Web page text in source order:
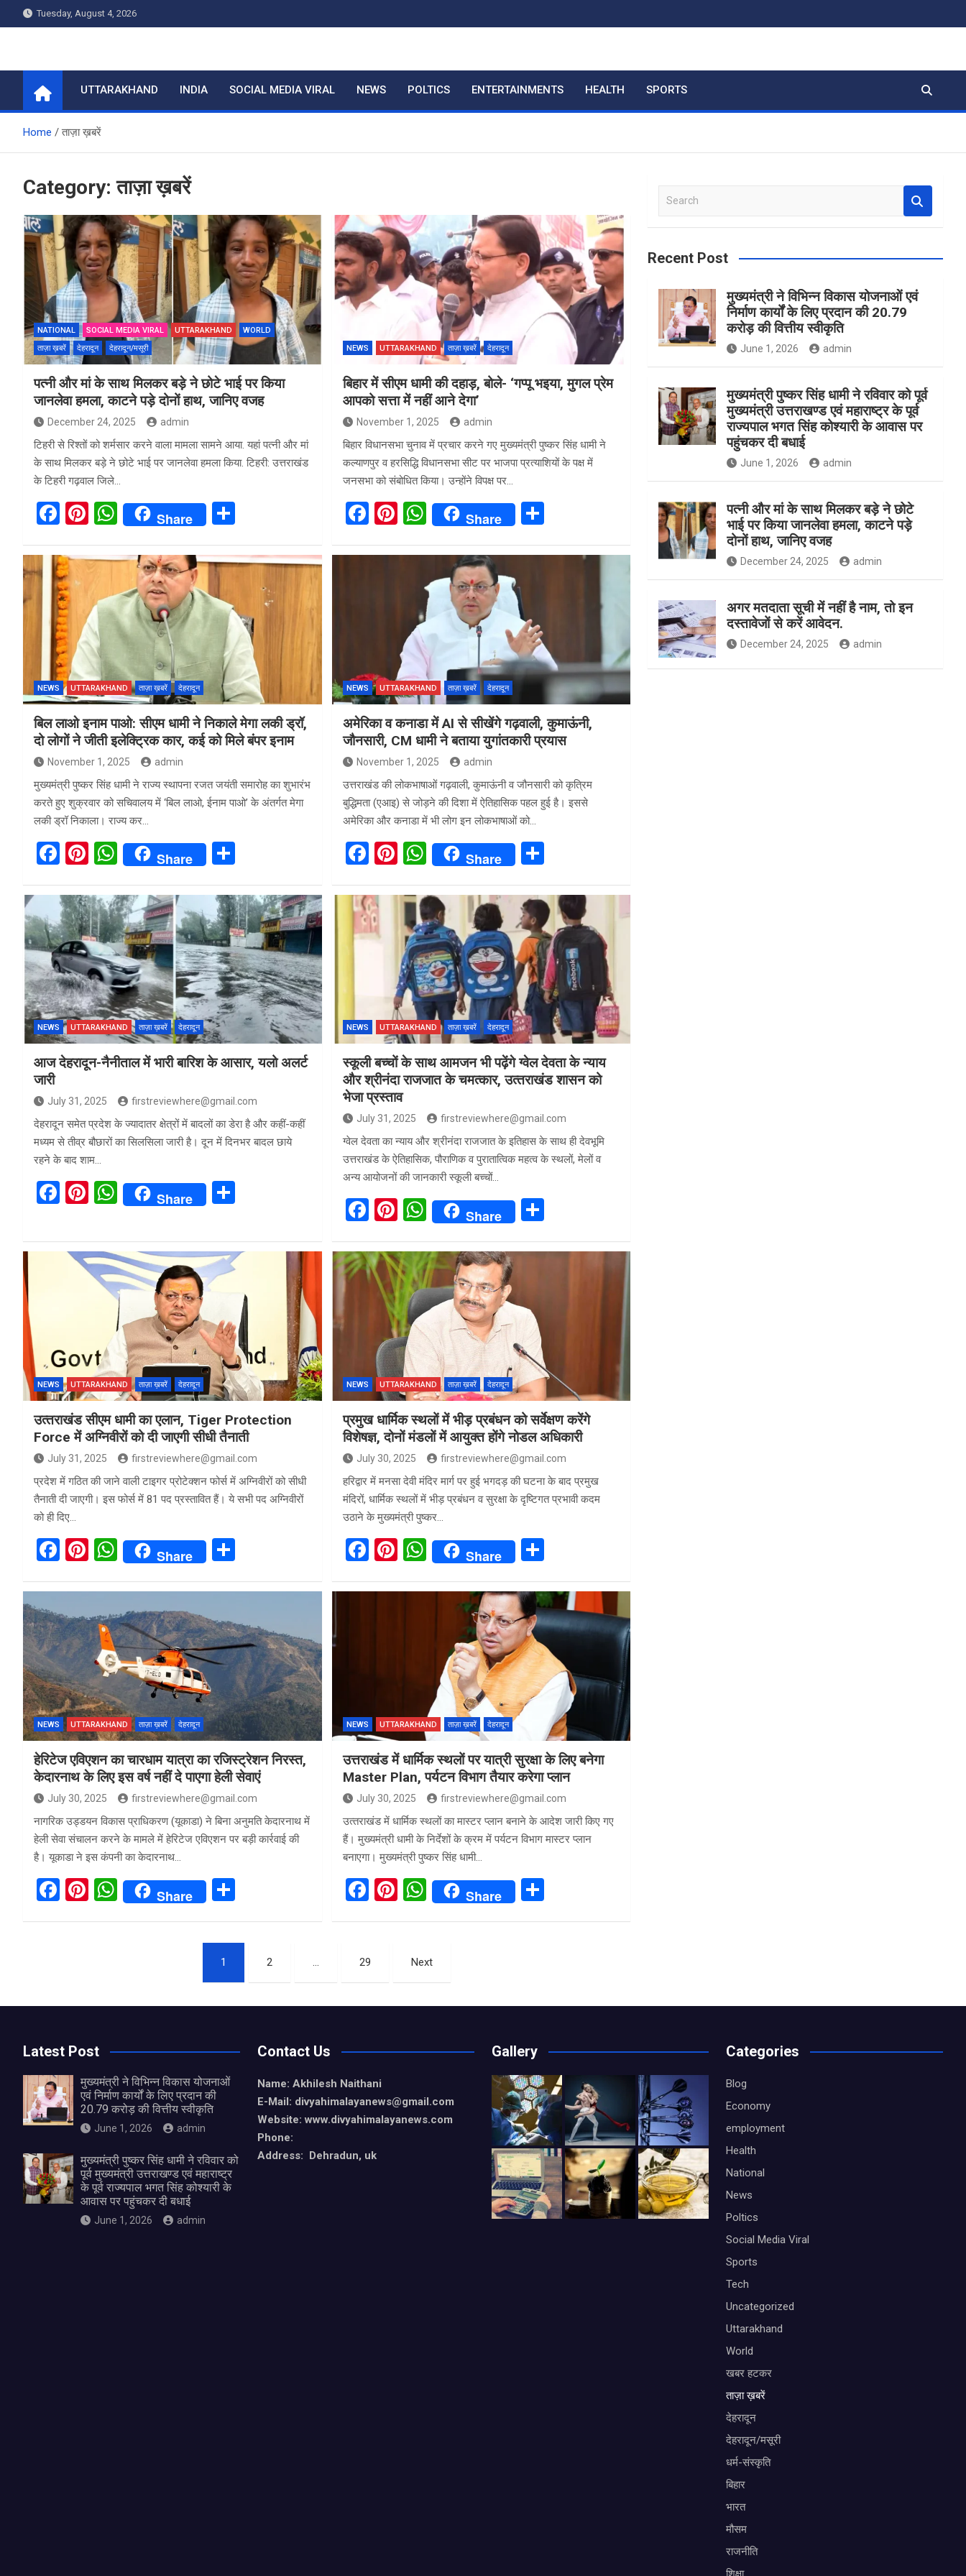
to
Tuesday, August 4, 2026
Home
UTTARAKHAND INDIA SOCIAL MEDIA VIRAL NEWS POLTICS ENTERTAINMENTS HEALTH SPORTS
Home ताज़ा ख़बरें
Category:ताज़ा ख़बरें
NATIONAL SOCIAL MEDIA VIRAL UTTARAKHAND
WORLD
ताज़ा ख़बरें
देहरादून देहरादून/मसूरी
पत्नी और मां के साथ मिलकर बड़े ने छोटे भाई पर किया
जानलेवा हमला, काटने पड़े दोनों हाथ, जानिए वजह
December 24, 2025 admin
टिहरी से रिश्तों को शर्मसार करने वाला मामला सामने आया. यहां पत्नी और मां
के साथ मिलकर बड़े ने छोटे भाई पर जानलेवा हमला किया. टिहरी: उत्तराखंड
के टिहरी गढ़वाल जिले…
F
ce
b
o
o
k
Pi
er
es
t
W
at
s
A
p
p
Share
ar
NEWS UTTARAKHAND ताज़ा ख़बरें देहरादून
बिहार में सीएम धामी की दहाड़, बोले- ‘गप्पू भइया, मुगल प्रेम
आपको सत्ता में नहीं आने देगा’
November 1, 2025 admin
बिहार विधानसभा चुनाव में प्रचार करने गए मुख्यमंत्री पुष्कर सिंह धामी ने
कल्याणपुर व हरसिद्धि विधानसभा सीट पर भाजपा प्रत्याशियों के पक्ष में
जनसभा को संबोधित किया। उन्होंने विपक्ष पर…
F
ce
Pi
er
W
at
s
A
p
p
Share
S
ar
NEWS UTTARAKHAND ताज़ा ख़बरें देहरादून
बिल लाओ इनाम पाओ: सीएम धामी ने निकाले मेगा लकी ड्रॉ,
दो लोगों ने जीती इलेक्ट्रिक कार, कई को मिले बंपर इनाम
November 1, 2025 admin
मुख्यमंत्री पुष्कर सिंह धामी ने राज्य स्थापना रजत जयंती समारोह का शुभारंभ
करते हुए शुक्रवार को सचिवालय में ‘बिल लाओ, ईनाम पाओ’ के अंतर्गत मेगा
लकी ड्रॉ निकाला। राज्य कर…
F
ce
b
o
o
k
Pi
er
es
t
W
at
s
A
p
p
Share
ar
e
NEWS UTTARAKHAND ताज़ा ख़बरें देहरादून
अमेरिका व कनाडा में AI से सीखेंगे गढ़वाली, कुमाऊंनी,
जौनसारी, CM धामी ने बताया युगांतकारी प्रयास
November 1, 2025 admin
उत्तराखंड की लोकभाषाओं गढ़वाली, कुमाऊंनी व जौनसारी को कृत्रिम
बुद्धिमता (एआइ) से जोड़ने की दिशा में ऐतिहासिक पहल हुई है। इससे
अमेरिका और कनाडा में भी लोग इन लोकभाषाओं को…
F
ce
b
o
Pi
er
es
t
W
at
s
A
p
p
Share
S
ar
e
NEWS UTTARAKHAND ताज़ा ख़बरें देहरादून
आज देहरादून-नैनीताल में भारी बारिश के आसार, यलो अलर्ट
जारी
July 31, 2025 firstreviewhere@gmail.com
देहरादून समेत प्रदेश के ज्यादातर क्षेत्रों में बादलों का डेरा है और कहीं-कहीं
मध्यम से तीव्र बौछारों का सिलसिला जारी है। दून में दिनभर बादल छाये
रहने के बाद शाम…
F
ce
b
Pi
er
es
t
W
at
s
A
p
p
Share
ar
e
NEWS UTTARAKHAND ताज़ा ख़बरें देहरादून
स्कूली बच्चों के साथ आमजन भी पढ़ेंगे ग्वेल देवता के न्याय
और श्रीनंदा राजजात के चमत्‍कार, उत्‍तराखंड शासन को
भेजा प्रस्‍ताव
July 31, 2025 firstreviewhere@gmail.com
ग्वेल देवता का न्याय और श्रीनंदा राजजात के इतिहास के साथ ही देवभूमि
उत्तराखंड के ऐतिहासिक, पौराणिक व पुरातात्विक महत्व के स्थलों, मेलों व
अन्य आयोजनों की जानकारी स्कूली बच्चों…
F
ce
b
k
Pi
er
es
t
W
at
s
A
p
p
Share
ar
NEWS UTTARAKHAND ताज़ा ख़बरें देहरादून
उत्‍तराखंड सीएम धामी का एलान, Tiger Protection
Force में अग्निवीरों को दी जाएगी सीधी तैनाती
July 31, 2025 firstreviewhere@gmail.com
प्रदेश में गठित की जाने वाली टाइगर प्रोटेक्शन फोर्स में अग्निवीरों को सीधी
तैनाती दी जाएगी। इस फोर्स में 81 पद प्रस्तावित हैं। ये सभी पद अग्निवीरों
को ही दिए…
F
ce
b
o
o
k
Pi
er
es
t
W
at
s
A
p
p
Share
ar
e
NEWS UTTARAKHAND ताज़ा ख़बरें देहरादून
प्रमुख धार्मिक स्थलों में भीड़ प्रबंधन को सर्वेक्षण करेंगे
विशेषज्ञ, दोनों मंडलों में आयुक्त होंगे नोडल अधिकारी
July 30, 2025 firstreviewhere@gmail.com
हरिद्वार में मनसा देवी मंदिर मार्ग पर हुई भगदड़ की घटना के बाद प्रमुख
मंदिरों, धार्मिक स्थलों में भीड़ प्रबंधन व सुरक्षा के दृष्टिगत प्रभावी कदम
उठाने के मुख्यमंत्री पुष्कर…
F
ce
Pi
er
W
at
p
Share
ar
e
NEWS UTTARAKHAND ताज़ा ख़बरें देहरादून
हेरिटेज एविएशन का चारधाम यात्रा का रजिस्ट्रेशन निरस्त,
केदारनाथ के लिए इस वर्ष नहीं दे पाएगा हेली सेवाएं
July 30, 2025 firstreviewhere@gmail.com
नागरिक उड्डयन विकास प्राधिकरण (यूकाडा) ने बिना अनुमति केदारनाथ में
हेली सेवा संचालन करने के मामले में हेरिटेज एविएशन पर बड़ी कार्रवाई की
है। यूकाडा ने इस कंपनी का केदारनाथ…
F
o
Pi W
h
p
Share
ar
NEWS UTTARAKHAND ताज़ा ख़बरें देहरादून
उत्तराखंड में धार्मिक स्थलों पर यात्री सुरक्षा के लिए बनेगा
Master Plan, पर्यटन विभाग तैयार करेगा प्लान
July 30, 2025 firstreviewhere@gmail.com
उत्‍तराखंड में धार्मिक स्‍थलों का मास्‍टर प्‍लान बनाने के आदेश जारी किए गए
हैं। मुख्‍यमंत्री धामी के निर्देशों के क्रम में पर्यटन विभाग मास्‍टर प्‍लान
बनाएगा। मुख्यमंत्री पुष्कर सिंह धामी…
F
b
o
o
Pi
es
t
W
h
s
A
p
Share
S
1 2 … 29 Next
a
c
Recent Post
मुख्यमंत्री ने विभिन्न विकास योजनाओं एवं
निर्माण कार्यों के लिए प्रदान की 20.79
करोड़ की वित्तीय स्वीकृति
June 1, 2026 admin
मुख्यमंत्री पुष्कर सिंह धामी ने रविवार को पूर्व
मुख्यमंत्री उत्तराखण्ड एवं महाराष्ट्र के पूर्व
राज्यपाल भगत सिंह कोश्यारी के आवास पर
पहुंचकर दी बधाई
June 1, 2026 admin
पत्नी और मां के साथ मिलकर बड़े ने छोटे
भाई पर किया जानलेवा हमला, काटने पड़े
दोनों हाथ, जानिए वजह
December 24, 2025 admin
अगर मतदाता सूची में नहीं है नाम, तो इन
दस्तावेजों से करें आवेदन.
December 24, 2025 admin
Latest Post
मुख्यमंत्री ने विभिन्न विकास योजनाओं
एवं निर्माण कार्यों के लिए प्रदान की
20.79 करोड़ की वित्तीय स्वीकृति
June 1, 2026 admin
मुख्यमंत्री पुष्कर सिंह धामी ने रविवार को
पूर्व मुख्यमंत्री उत्तराखण्ड एवं महाराष्ट्र
के पूर्व राज्यपाल भगत सिंह कोश्यारी के
आवास पर पहुंचकर दी बधाई
June 1, 2026 admin
Contact Us
Name: Akhilesh Naithani
E-Mail: divyahimalayanews@gmail.com
Website: www.divyahimalayanews.com
Phone:
Address: Dehradun, uk
Gallery Categories
Blog
Economy
employment
Health
National
News
Poltics
Social Media Viral
Sports
Tech
Uncategorized
Uttarakhand
World
खबर हटकर
ताज़ा ख़बरें
देहरादून
देहरादून/मसूरी
धर्म-संस्कृति
बिहार
भारत
मौसम
राजनीति